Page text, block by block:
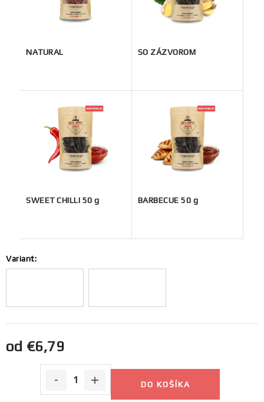
NATURAL SO ZÁZVOROM
SWEET CHILLI 50 g BARBECUE 50 g
Variant:
od €6,79
DO KOŠÍKA